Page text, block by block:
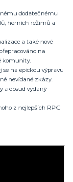
dodatečnému
herních režimů a
a také nové
na
komunity.
na epickou výpravu
nevídané zkázy.
a dosud vydaný
z nejlepších RPG